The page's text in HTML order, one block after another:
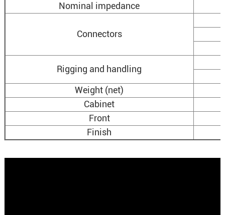
Nominal impedance
Connectors
Rigging and handling
Weight (net)
Cabinet
Front
Finish